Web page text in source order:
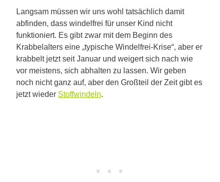
Langsam müssen wir uns wohl tatsächlich damit
abfinden, dass windelfrei für unser Kind nicht
funktioniert. Es gibt zwar mit dem Beginn des
Krabbelalters eine „typische Windelfrei-Krise“, aber er
krabbelt jetzt seit Januar und weigert sich nach wie
vor meistens, sich abhalten zu lassen. Wir geben
noch nicht ganz auf, aber den Großteil der Zeit gibt es
jetzt wieder Stoffwindeln.